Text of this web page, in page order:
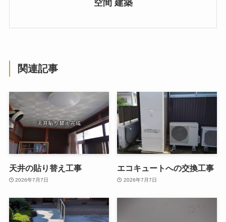
空間 建築
関連記事
天井の貼り替え工事
2026年7月7日
エコキュートへの交換工事
2026年7月7日